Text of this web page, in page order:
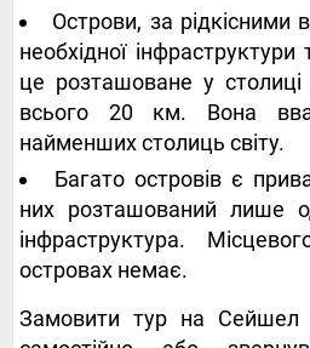
Острови, за
необхідної
це розташоване у столиці
всього 20 км. Вона
найменших столиць світу.
Багато островів є
них розташований лише
інфраструктура.
островах немає.
Замовити тур на